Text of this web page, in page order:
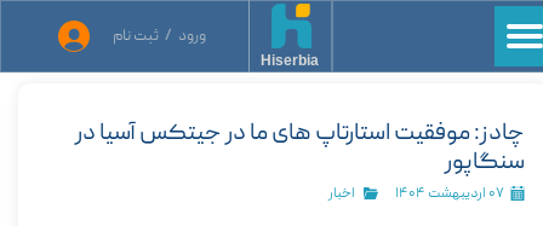
ورود / ثبت نام
حساب کاربری من
سفارشات
Hiserbia
چادز: موفقیت استارتاپ های ما در جیتکس آسیا در
سنگاپور
۰۷ اردیبهشت ۱۴۰۴ اخبار